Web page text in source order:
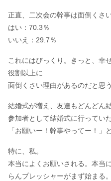
正直、二次会の幹事は面倒くさ
はい：70.3％
いいえ：29.7％
これにはびっくり。きっと、幸
役割以上に
面倒くさい理由があるのだと思う
結婚式が増え、友達もどんどん
参加者として結婚式に行ってい
「お願いー！幹事やってー！」
特に、私。
本当によくお願いされる。本当
らんプレッシャーがまず始まる。